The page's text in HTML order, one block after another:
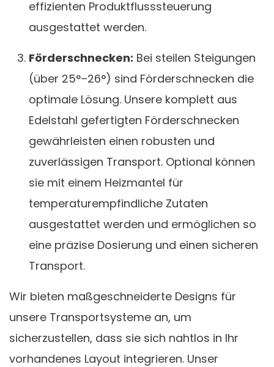
effizienten Produktflusssteuerung
ausgestattet werden.
Förderschnecken: Bei steilen Steigungen
(über 25°–26°) sind Förderschnecken die
optimale Lösung. Unsere komplett aus
Edelstahl gefertigten Förderschnecken
gewährleisten einen robusten und
zuverlässigen Transport. Optional können
sie mit einem Heizmantel für
temperaturempfindliche Zutaten
ausgestattet werden und ermöglichen so
eine präzise Dosierung und einen sicheren
Transport.
Wir bieten maßgeschneiderte Designs für
unsere Transportsysteme an, um
sicherzustellen, dass sie sich nahtlos in Ihr
vorhandenes Layout integrieren. Unser